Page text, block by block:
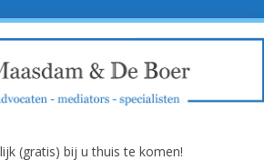
(gratis) bij u thuis te komen!